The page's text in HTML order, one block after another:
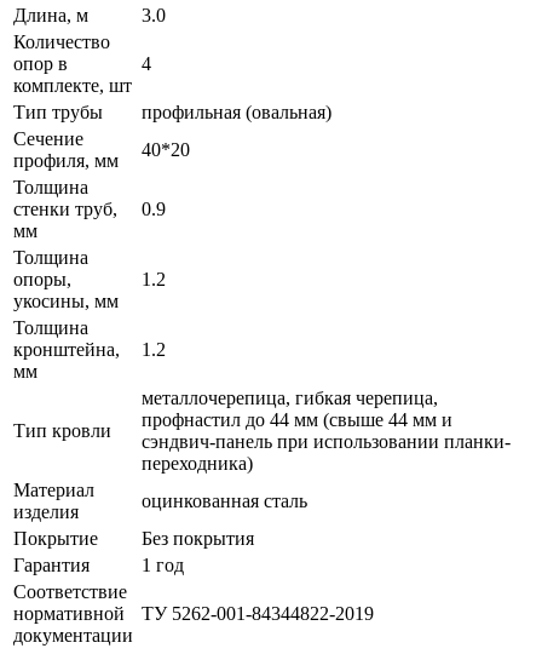
Длина, м
3.0
Количество
опор в
комплекте, шт
4
Тип трубы
профильная (овальная)
Сечение
профиля, мм
40*20
Толщина
стенки труб,
мм
0.9
Толщина
опоры,
укосины, мм
1.2
Толщина
кронштейна,
мм
1.2
Тип кровли
металлочерепица, гибкая черепица,
профнастил до 44 мм (свыше 44 мм и
сэндвич-панель при использовании планки-
переходника)
Материал
изделия
оцинкованная сталь
Покрытие
Без покрытия
Гарантия
1 год
Соответствие
нормативной
документации
ТУ 5262-001-84344822-2019